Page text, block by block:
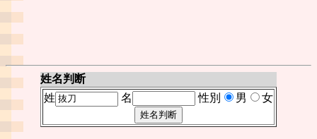
姓名判断
姓
名 性別 男 女